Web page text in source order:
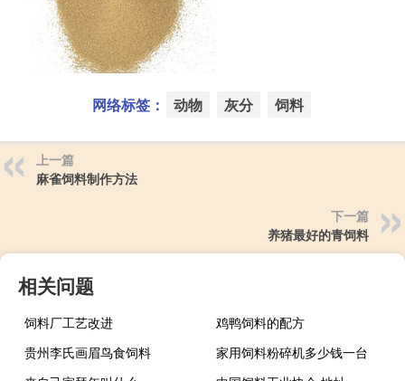
网络标签： 动物 灰分 饲料
上一篇
麻雀饲料制作方法
下一篇
养猪最好的青饲料
相关问题
饲料厂工艺改进
鸡鸭饲料的配方
贵州李氏画眉鸟食饲料
家用饲料粉碎机多少钱一台